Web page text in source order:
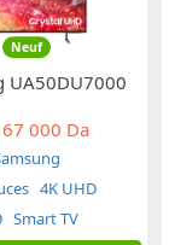
Neuf
UA50DU7000
000 Da
4K UHD
Smart TV